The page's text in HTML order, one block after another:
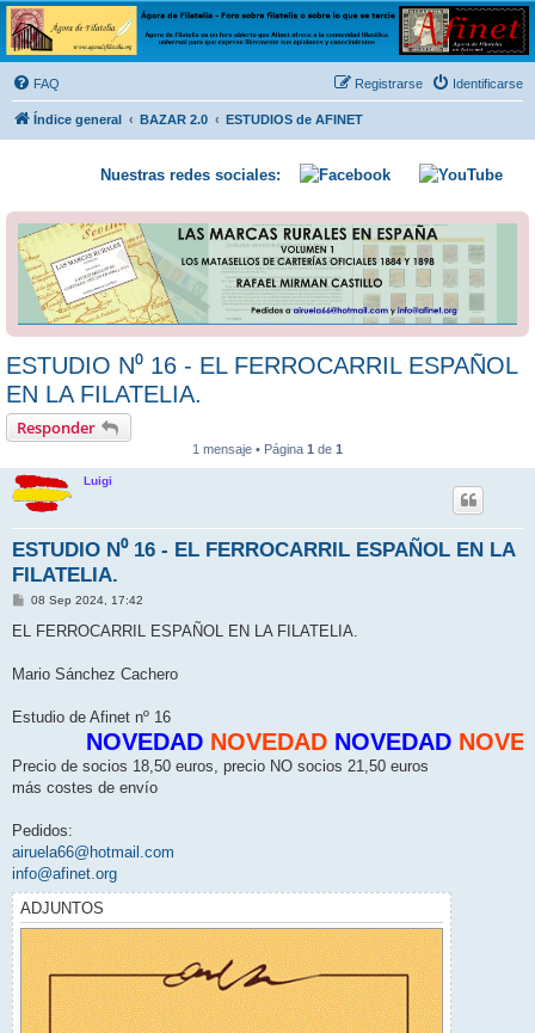
Ágora de Filatelia
Foro sobre filatelia o sobre lo que se tercie. Ágora de Filatelia es un foro abierto que Afinet
ofrece a la comunidad filatélica universal para que exprese libremente sus opiniones y
conocimientos
FAQ Identificarse
Registrarse
Índice general BAZAR 2.0 ESTUDIOS de AFINET
Nuestras redes sociales:
ESTUDIO N⁰ 16 - EL FERROCARRIL ESPAÑOL
EN LA FILATELIA.
Responder
1 mensaje • Página 1 de 1
Luigi
ESTUDIO N⁰ 16 - EL FERROCARRIL ESPAÑOL EN LA
FILATELIA.
M
n
j
08 Sep 2024, 17:42
EL FERROCARRIL ESPAÑOL EN LA FILATELIA.
Mario Sánchez Cachero
Estudio de Afinet nº 16
NOVEDAD NOVEDADNOVEDAD
Precio de socios 18,50 euros, precio NO socios 21,50 euros
más costes de envío
Pedidos:
airuela66@hotmail.com
info@afinet.org
ADJUNTOS